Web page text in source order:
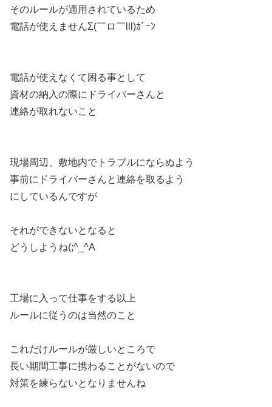
そのルールが適用されているため
電話が使えませんΣ(￣ロ￣lll)ｶﾞｰﾝ
電話が使えなくて困る事として
資材の納入の際にドライバーさんと
連絡が取れないこと
現場周辺、敷地内でトラブルにならぬよう
事前にドライバーさんと連絡を取るよう
にしているんですが
それができないとなると
どうしようね(;^_^A
工場に入って仕事をする以上
ルールに従うのは当然のこと
これだけルールが厳しいところで
長い期間工事に携わることがないので
対策を練らないとなりませんね